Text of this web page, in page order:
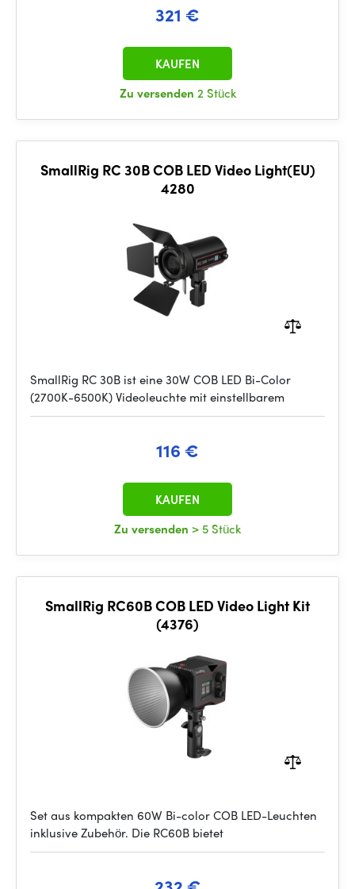
321 €
Zu versenden 2 Stück
KAUFEN
SmallRig RC 30B COB LED Video Light(EU)
4280
SmallRig RC 30B ist eine 30W COB LED Bi-Color
(2700K-6500K) Videoleuchte mit einstellbarem
116 €
Zu versenden > 5 Stück
KAUFEN
SmallRig RC60B COB LED Video Light Kit
(4376)
Set aus kompakten 60W Bi-color COB LED-Leuchten
inklusive Zubehör. Die RC60B bietet